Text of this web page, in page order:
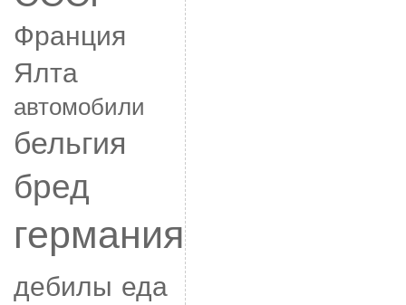
Франция
Ялта
автомобили
бельгия
бред
германия
дебилы еда